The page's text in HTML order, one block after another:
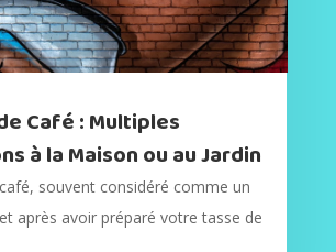
Café : Multiples
à la Maison ou au Jardin
souvent considéré comme un
après avoir préparé votre tasse de